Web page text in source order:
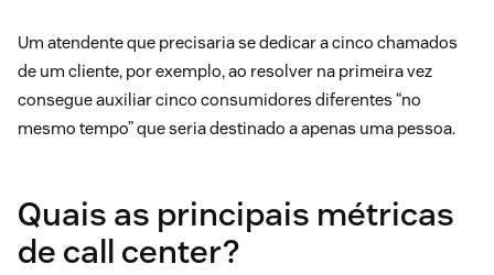
Um atendente que precisaria se dedicar a cinco chamados
de um cliente, por exemplo, ao resolver na primeira vez
consegue auxiliar cinco consumidores diferentes “no
mesmo tempo” que seria destinado a apenas uma pessoa.
Quais as principais métricas
de call center?